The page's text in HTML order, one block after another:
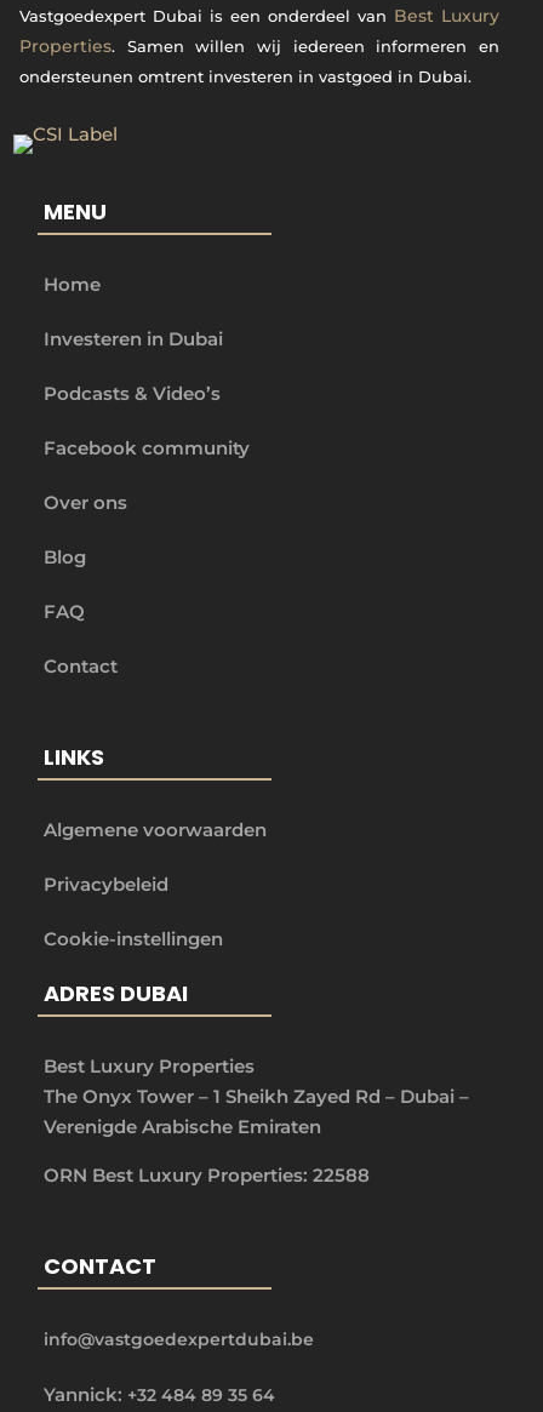
Vastgoedexpert Dubai is een onderdeel van Best Luxury
Properties. Samen willen wij iedereen informeren en
ondersteunen omtrent investeren in vastgoed in Dubai.
MENU
Home
Investeren in Dubai
Podcasts & Video’s
Facebook community
Over ons
Blog
FAQ
Contact
LINKS
Algemene voorwaarden
Privacybeleid
Cookie-instellingen
ADRES DUBAI
Best Luxury Properties
The Onyx Tower – 1 Sheikh Zayed Rd – Dubai –
Verenigde Arabische Emiraten
ORN Best Luxury Properties: 22588
CONTACT
info@vastgoedexpertdubai.be
Yannick: +32 484 89 35 64